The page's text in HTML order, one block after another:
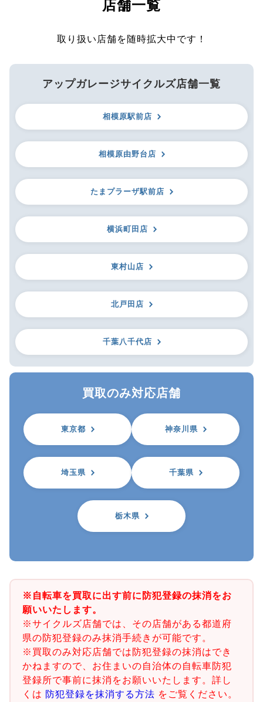
店舗一覧
取り扱い店舗を随時拡大中です！
アップガレージサイクルズ店舗一覧
相模原駅前店
相模原由野台店
たまプラーザ駅前店
横浜町田店
東村山店
北戸田店
千葉八千代店
買取のみ対応店舗
東京都 神奈川県
埼玉県 千葉県
栃木県
※自転車を買取に出す前に防犯登録の抹消をお
願いいたします。
※サイクルズ店舗では、その店舗がある都道府
県の防犯登録のみ抹消手続きが可能です。
※買取のみ対応店舗では防犯登録の抹消はでき
かねますので、お住まいの自治体の自転車防犯
登録所で事前に抹消をお願いいたします。詳し
くは 防犯登録を抹消する方法 をご覧ください。